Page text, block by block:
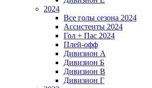
2024
Все голы сезона 2024
Ассистенты 2024
Гол + Пас 2024
Плей-офф
Дивизион A
Дивизион Б
Дивизион В
Дивизион Г